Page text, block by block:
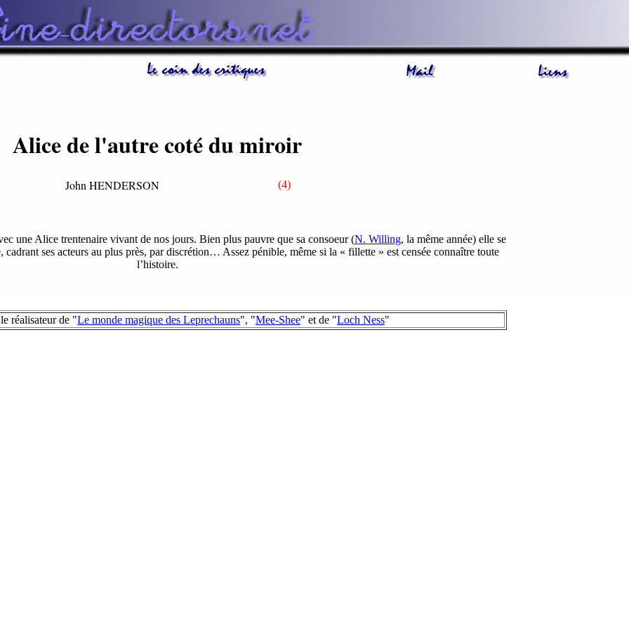
Alice de l'autre coté du miroir
John HENDERSON (4)
une Alice trentenaire vivant de nos jours. Bien plus pauvre que sa consoeur (N. Willing, la même année) elle se
ses acteurs au plus près, par discrétion… Assez pénible, même si la « fillette » est censée connaître toute
l’histoire.
réalisateur de "Le monde magique des Leprechauns", "Mee-Shee" et de "Loch Ness"